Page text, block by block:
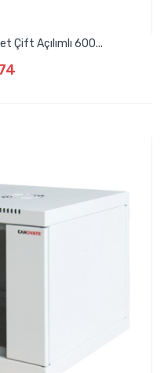
Çift Açılımlı 600...